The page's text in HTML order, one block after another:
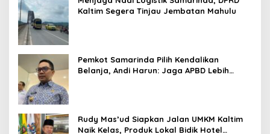
Kaltim Segera Tinjau Jembatan Mahulu
Pemkot Samarinda Pilih Kendalikan
Belanja, Andi Harun: Jaga APBD Lebih
Rudy Mas’ud Siapkan Jalan UMKM Kaltim
Naik Kelas, Produk Lokal Bidik Hotel